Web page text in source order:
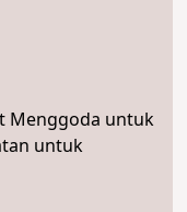
Menggoda untuk
untuk